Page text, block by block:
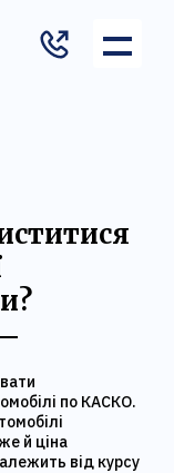
по КАСКО.
й ціна
від курсу